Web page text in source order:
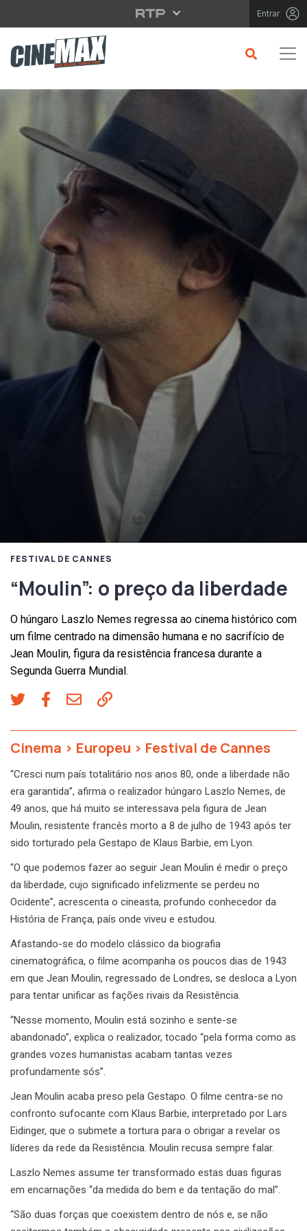
Saltar para o conteúdo principal Entrar
FESTIVAL DE CANNES
“Moulin”: o preço da liberdade
O húngaro Laszlo Nemes regressa ao cinema histórico com
um filme centrado na dimensão humana e no sacrifício de
Jean Moulin, figura da resistência francesa durante a
Segunda Guerra Mundial.
Cinema > Europeu > Festival de Cannes
“Cresci num país totalitário nos anos 80, onde a liberdade não
era garantida”, afirma o realizador húngaro Laszlo Nemes, de
49 anos, que há muito se interessava pela figura de Jean
Moulin, resistente francês morto a 8 de julho de 1943 após ter
sido torturado pela Gestapo de Klaus Barbie, em Lyon.
“O que podemos fazer ao seguir Jean Moulin é medir o preço
da liberdade, cujo significado infelizmente se perdeu no
Ocidente”, acrescenta o cineasta, profundo conhecedor da
História de França, país onde viveu e estudou.
Afastando-se do modelo clássico da biografia
cinematográfica, o filme acompanha os poucos dias de 1943
em que Jean Moulin, regressado de Londres, se desloca a Lyon
para tentar unificar as fações rivais da Resistência.
“Nesse momento, Moulin está sozinho e sente-se
abandonado”, explica o realizador, tocado “pela forma como as
grandes vozes humanistas acabam tantas vezes
profundamente sós”.
Jean Moulin acaba preso pela Gestapo. O filme centra-se no
confronto sufocante com Klaus Barbie, interpretado por Lars
Eidinger, que o submete a tortura para o obrigar a revelar os
líderes da rede da Resistência. Moulin recusa sempre falar.
Laszlo Nemes assume ter transformado estas duas figuras
em encarnações “da medida do bem e da tentação do mal”.
“São duas forças que coexistem dentro de nós e, se não